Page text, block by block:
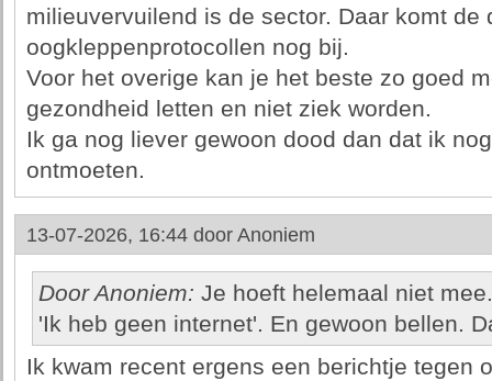
milieuvervuilend is de sector. Daar komt de
oogkleppenprotocollen nog bij.
Voor het overige kan je het beste zo goed
gezondheid letten en niet ziek worden.
Ik ga nog liever gewoon dood dan dat ik
ontmoeten.
13-07-2026, 16:44 door Anoniem
Door Anoniem: Je hoeft helemaal niet mee.
'Ik heb geen internet'. En gewoon bellen.
Ik kwam recent ergens een berichtje tegen